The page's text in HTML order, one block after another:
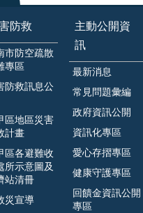
防救
市防空疏散
專區
防救訊息公
區地區災害
計畫
區各避難收
所示意圖及
站清冊
災宣導
主動公開資
訊
最新消息
常見問題彙編
政府資訊公開
資訊化專區
愛心存摺專區
健康守護專區
回饋金資訊公開
專區